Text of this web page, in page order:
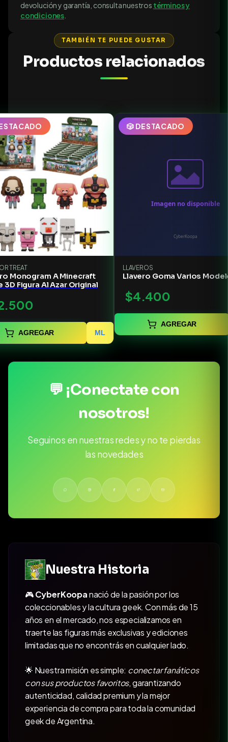
devolución y garantía, consulta nuestros términos y
condiciones
TAMBIÉN TE PUEDE GUSTAR
Productos relacionados
TREAT
Monogram A Minecraft
3D Figura Al Azar Original
AGREGAR ML
🎲 DESTACADO
LLAVEROS
Llavero Goma Varios
$4.400
AGREGAR
💬 ¡Conectate con
nosotros!
Seguinos en nuestras redes y no te pierdas
las novedades
Nuestra Historia
🎮CyberKoopanació de la pasión por los
coleccionables y la cultura geek. Con más de 15
años en el mercado, nos especializamos en
traerte las figuras más exclusivas y ediciones
limitadas que no encontrás en cualquier lado.
🌟 Nuestra misión es simple: conectar fanáticos
con sus productos favoritos, garantizando
autenticidad, calidad premium y la mejor
experiencia de compra para toda la comunidad
geek de Argentina.